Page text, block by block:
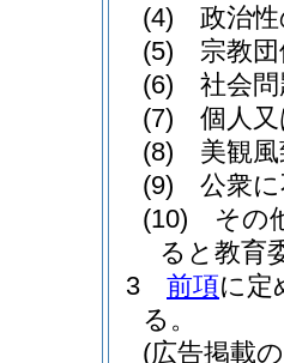
(4)
政治
(5)
宗教
(6)
社会
(7)
個人
(8)
美観
(9)
公衆
(10)
その
ると教育
3
前項に定
る。
(広告掲載